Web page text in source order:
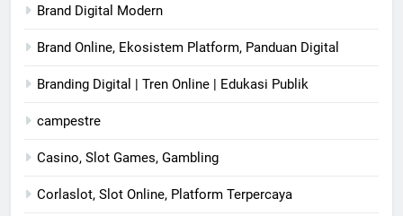
Brand Digital Modern
Brand Online, Ekosistem Platform, Panduan Digital
Branding Digital | Tren Online | Edukasi Publik
campestre
Casino, Slot Games, Gambling
Corlaslot, Slot Online, Platform Terpercaya